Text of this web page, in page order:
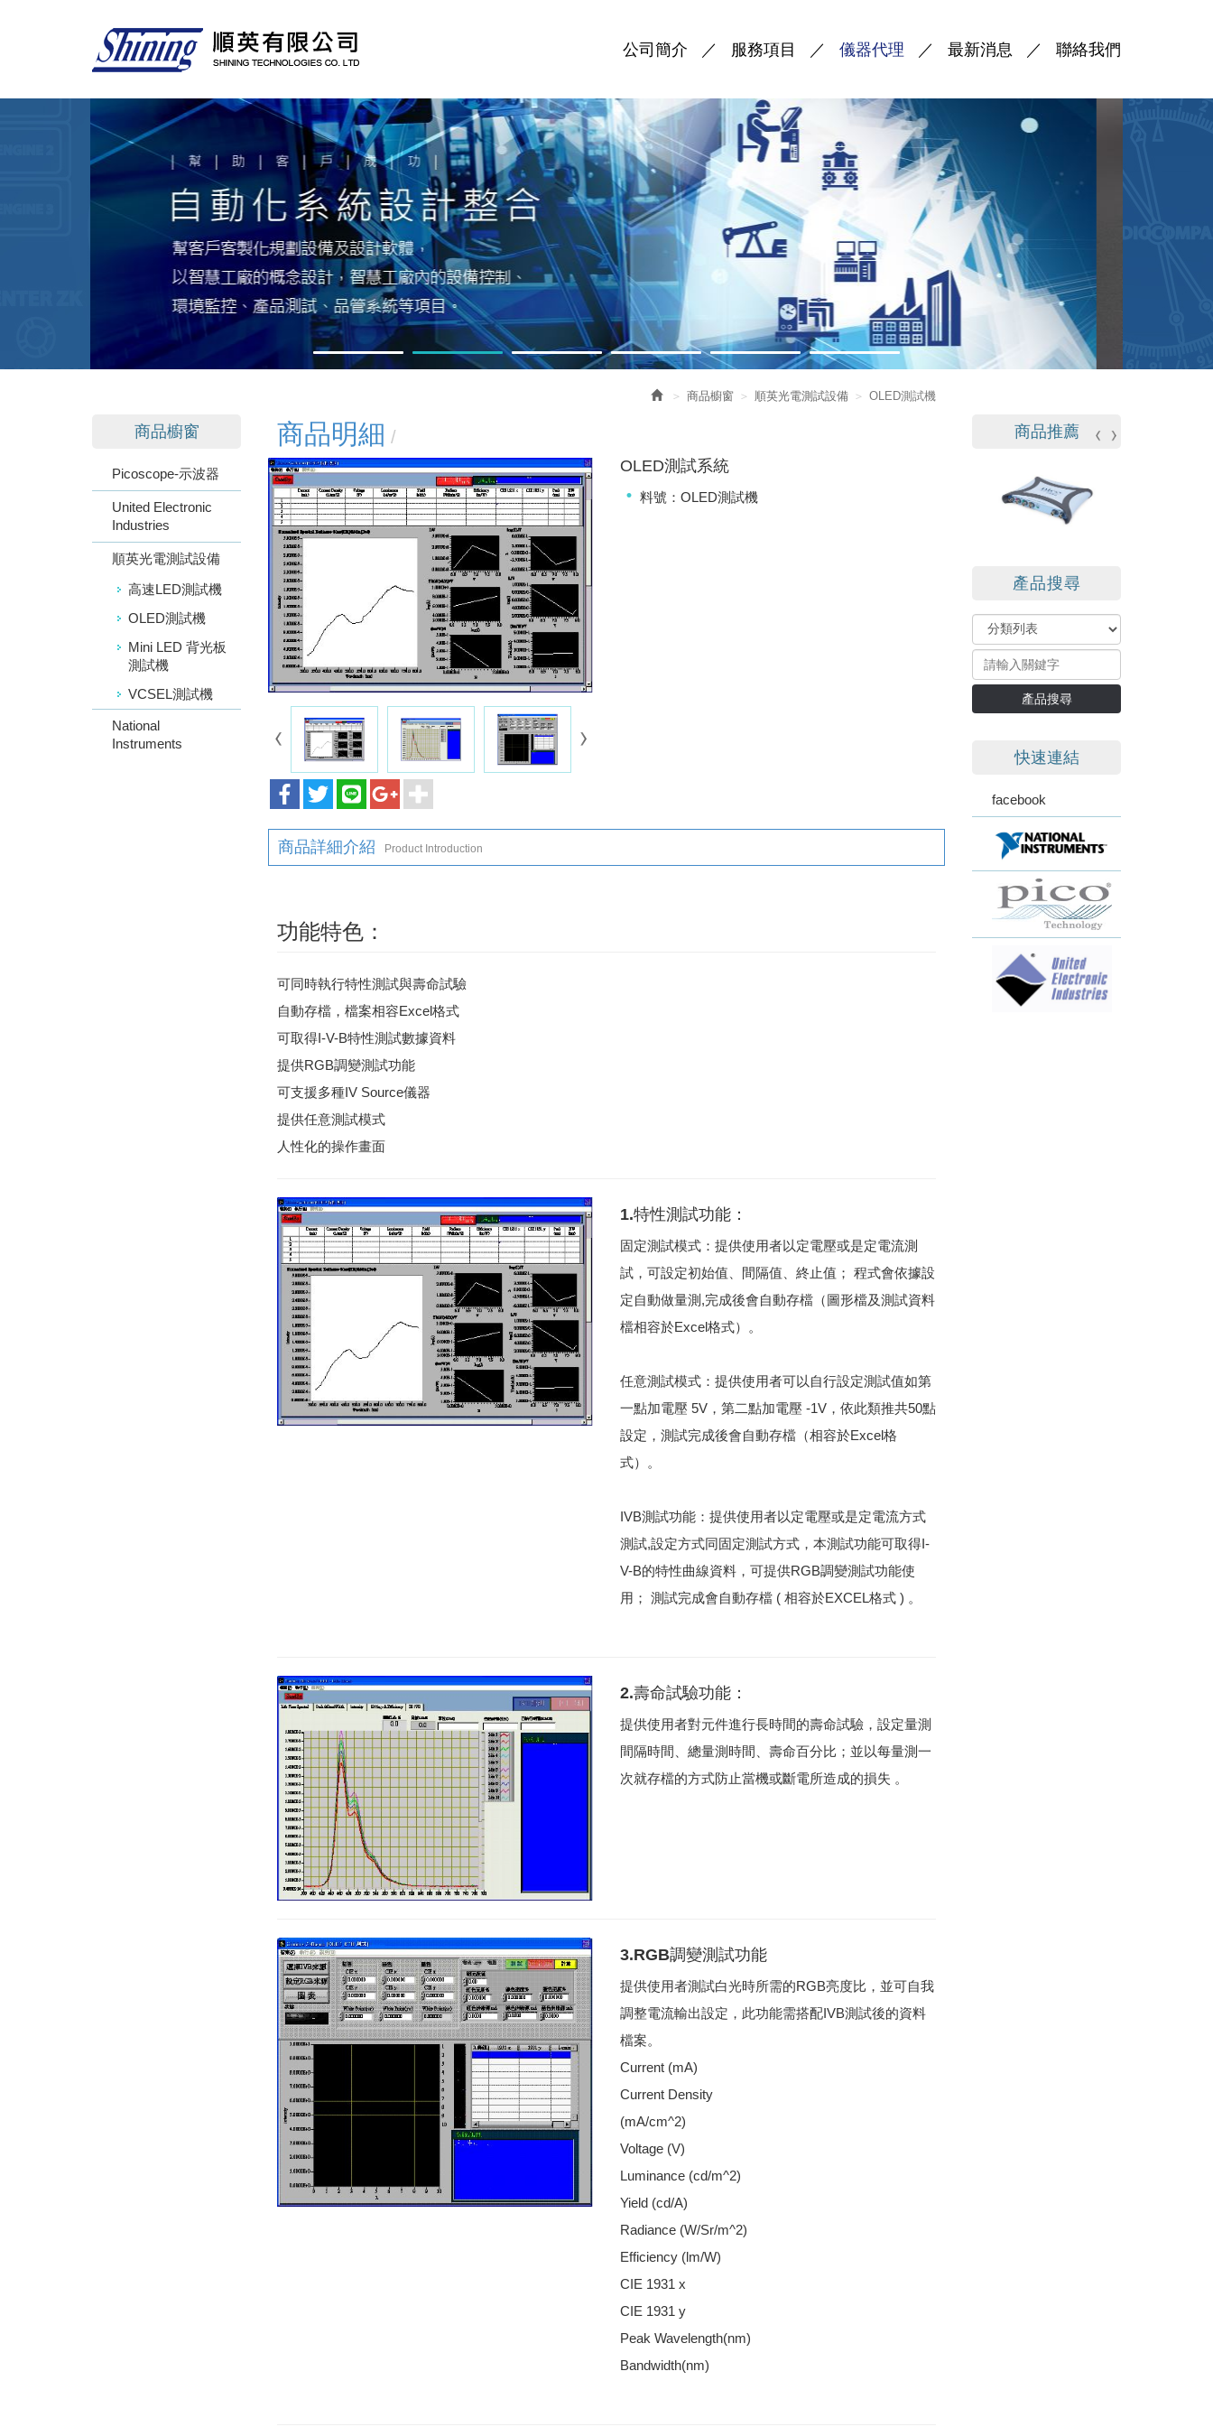
公司簡介 服務項目 儀器代理 最新消息 聯絡我們
商品櫥窗
Picoscope-示波器
United Electronic
Industries
順英光電測試設備
高速LED測試機
OLED測試機
Mini LED 背光板
測試機
VCSEL測試機
National
Instruments
商品櫥窗 順英光電測試設備 OLED測試機
商品明細
OLED測試系統
料號：OLED測試機
商品詳細介紹 Product Introduction
功能特色：
可同時執行特性測試與壽命試驗
自動存檔，檔案相容Excel格式
可取得I-V-B特性測試數據資料
提供RGB調變測試功能
可支援多種IV Source儀器
提供任意測試模式
人性化的操作畫面
1.特性測試功能：
固定測試模式：提供使用者以定電壓或是定電流測
試，可設定初始值、間隔值、終止值； 程式會依據設
定自動做量測,完成後會自動存檔（圖形檔及測試資料
檔相容於Excel格式）。
任意測試模式：提供使用者可以自行設定測試值如第
一點加電壓 5V，第二點加電壓 -1V，依此類推共50點
設定，測試完成後會自動存檔（相容於Excel格
式）。
IVB測試功能：提供使用者以定電壓或是定電流方式
測試,設定方式同固定測試方式，本測試功能可取得I-
V-B的特性曲線資料，可提供RGB調變測試功能使
用； 測試完成會自動存檔 ( 相容於EXCEL格式 ) 。
2.壽命試驗功能：
提供使用者對元件進行長時間的壽命試驗，設定量測
間隔時間、總量測時間、壽命百分比；並以每量測一
次就存檔的方式防止當機或斷電所造成的損失 。
3.RGB調變測試功能
提供使用者測試白光時所需的RGB亮度比，並可自我
調整電流輸出設定，此功能需搭配IVB測試後的資料
檔案。
Current (mA)
Current Density
(mA/cm^2)
Voltage (V)
Luminance (cd/m^2)
Yield (cd/A)
Radiance (W/Sr/m^2)
Efficiency (lm/W)
CIE 1931 x
CIE 1931 y
Peak Wavelength(nm)
Bandwidth(nm)
商品推薦
產品搜尋
產品搜尋
快速連結
facebook